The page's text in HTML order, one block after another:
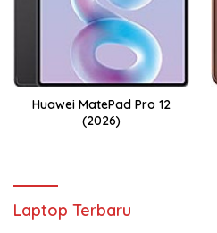
Huawei MatePad Pro 12
(2026)
Laptop Terbaru